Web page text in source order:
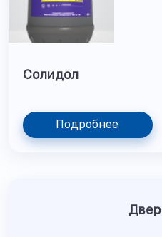
Солидол
Подробнее